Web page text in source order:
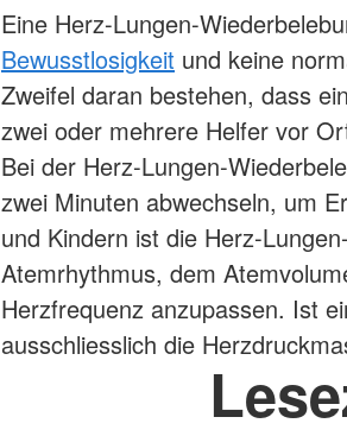
Eine Herz-Lungen-
Bewusstlosigkeit und keine
Zweifel daran bestehen, dass
zwei oder mehrere Helfer vor
Bei der Herz-Lungen-
zwei Minuten abwechseln, um
und Kindern ist die Herz-
Atemrhythmus, dem
Herzfrequenz anzupassen. Ist
ausschliesslich die